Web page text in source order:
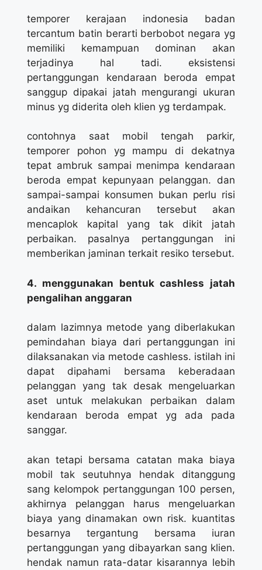
temporer kerajaan indonesia badan
tercantum batin berarti berbobot negara yg
memiliki kemampuan dominan akan
terjadinya hal tadi. eksistensi
pertanggungan kendaraan beroda empat
sanggup dipakai jatah mengurangi ukuran
minus yg diderita oleh klien yg terdampak.
contohnya saat mobil tengah parkir,
temporer pohon yg mampu di dekatnya
tepat ambruk sampai menimpa kendaraan
beroda empat kepunyaan pelanggan. dan
sampai-sampai konsumen bukan perlu risi
andaikan kehancuran tersebut akan
mencaplok kapital yang tak dikit jatah
perbaikan. pasalnya pertanggungan ini
memberikan jaminan terkait resiko tersebut.
4. menggunakan bentuk cashless jatah
pengalihan anggaran
dalam lazimnya metode yang diberlakukan
pemindahan biaya dari pertanggungan ini
dilaksanakan via metode cashless. istilah ini
dapat dipahami bersama keberadaan
pelanggan yang tak desak mengeluarkan
aset untuk melakukan perbaikan dalam
kendaraan beroda empat yg ada pada
sanggar.
akan tetapi bersama catatan maka biaya
mobil tak seutuhnya hendak ditanggung
sang kelompok pertanggungan 100 persen,
akhirnya pelanggan harus mengeluarkan
biaya yang dinamakan own risk. kuantitas
besarnya tergantung bersama iuran
pertanggungan yang dibayarkan sang klien.
hendak namun rata-datar kisarannya lebih